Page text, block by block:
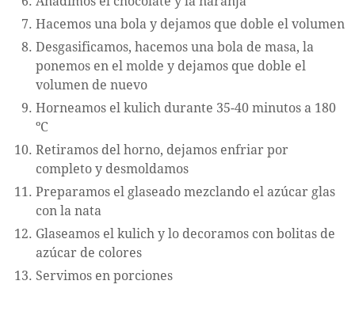
Hacemos una bola y dejamos que doble el volumen
Desgasificamos, hacemos una bola de masa, la
ponemos en el molde y dejamos que doble el
volumen de nuevo
Horneamos el kulich durante 35-40 minutos a 180
ºC
Retiramos del horno, dejamos enfriar por
completo y desmoldamos
Preparamos el glaseado mezclando el azúcar glas
con la nata
Glaseamos el kulich y lo decoramos con bolitas de
azúcar de colores
Servimos en porciones